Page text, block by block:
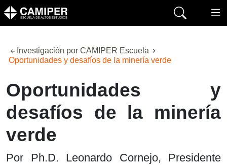
Investigación por CAMIPER Escuela
Oportunidades y desafíos de la minería verde
Oportunidades y
desafíos de la minería
verde
Por Ph.D. Leonardo Cornejo, Presidente